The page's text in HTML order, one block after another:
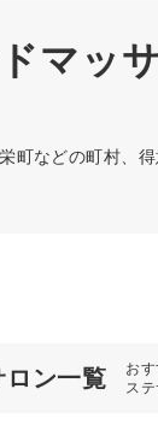
マッ
町などの町村、
ロン一覧
お
ス